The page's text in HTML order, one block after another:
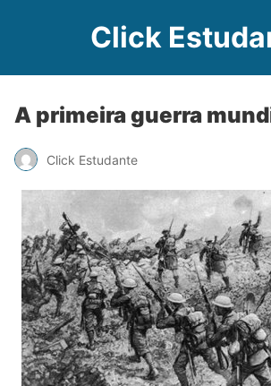
Click
A primeira guerra
Click Estudante